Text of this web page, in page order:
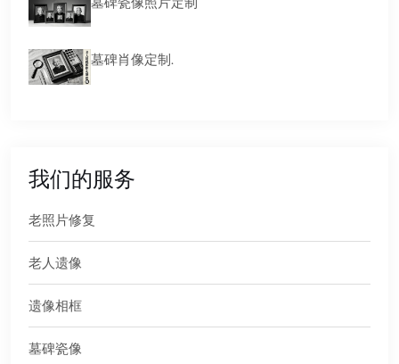
墓碑肖像定制.
我们的服务
老照片修复
老人遗像
遗像相框
墓碑瓷像